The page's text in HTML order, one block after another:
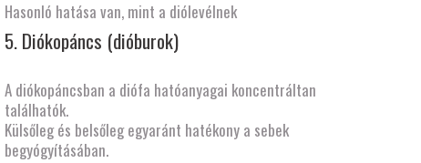
5. Diókopáncs (dióburok)
A diókopáncsban a diófa hatóanyagai koncentráltan
találhatók.
Külsőleg és belsőleg egyaránt hatékony a sebek